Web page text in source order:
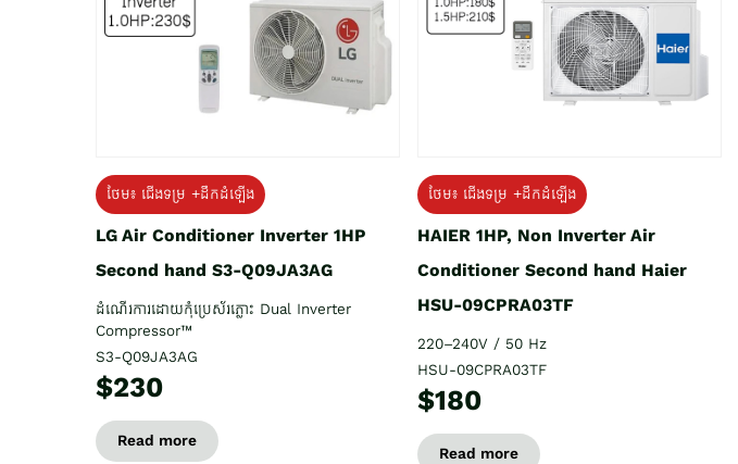
ថែម៖ ជើងទម្រ +ដឹកដំឡើង
LG Air Conditioner Inverter 1HP
Second hand S3-Q09JA3AG
ដំណើរការដោយកុំប្រេស័រភ្លោះ Dual Inverter
Compressor™
S3-Q09JA3AG
$230
Read more
ថែម៖ ជើងទម្រ +ដឹកដំឡើង
HAIER 1HP, Non Inverter Air
Conditioner Second hand Haier
HSU-09CPRA03TF
220–240V / 50 Hz
HSU-09CPRA03TF
$180
Read more